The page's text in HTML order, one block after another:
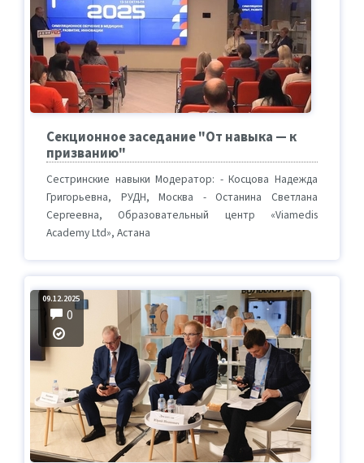
Секционное заседание "От навыка — к
призванию"
Сестринские навыки Модератор: - Косцова Надежда
Григорьевна, РУДН, Москва - Останина Светлана
Сергеевна, Образовательный центр «Viamedis
Academy Ltd», Астана
09.12.2025
0